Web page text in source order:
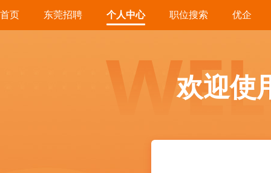
首页 东莞招聘 个人中心 职位搜索 优企
欢迎使